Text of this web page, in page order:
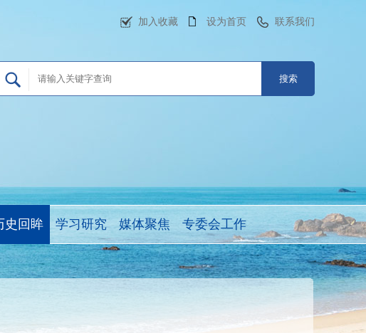
加入收藏 设为首页 联系我们
史回眸 学习研究 媒体聚焦 专委会工作